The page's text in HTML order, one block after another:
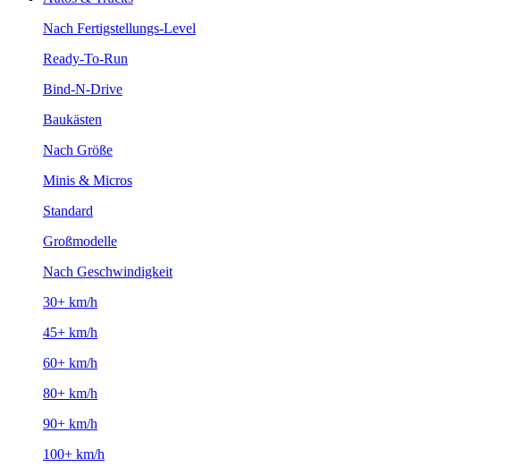
Nach Fertigstellungs-Level
Ready-To-Run
Bind-N-Drive
Baukästen
Nach Größe
Minis & Micros
Standard
Großmodelle
Nach Geschwindigkeit
30+ km/h
45+ km/h
60+ km/h
80+ km/h
90+ km/h
100+ km/h